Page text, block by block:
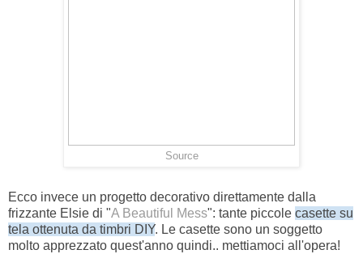
Source
Ecco invece un progetto decorativo direttamente dalla
frizzante Elsie di "A Beautiful Mess": tante piccole casette su
tela ottenuta da timbri DIY. Le casette sono un soggetto
molto apprezzato quest'anno quindi.. mettiamoci all'opera!